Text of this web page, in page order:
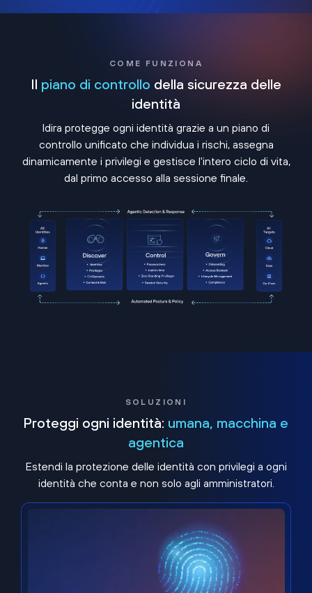
COME FUNZIONA
Il piano di controllo della sicurezza delle
identità
Idira protegge ogni identità grazie a un piano di
controllo unificato che individua i rischi, assegna
dinamicamente i privilegi e gestisce l'intero ciclo di vita,
dal primo accesso alla sessione finale.
SOLUZIONI
Proteggi ogni identità: umana, macchina e
agentica
Estendi la protezione delle identità con privilegi a ogni
identità che conta e non solo agli amministratori.